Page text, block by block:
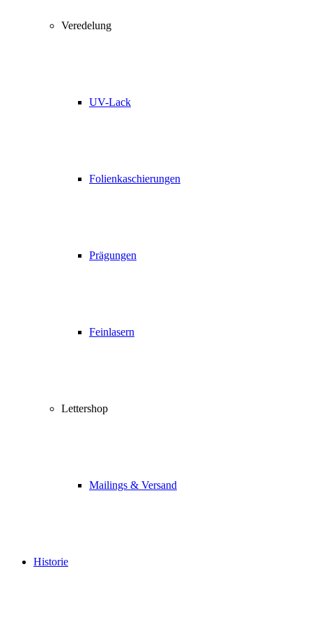
Veredelung
UV-Lack
Folienkaschierungen
Prägungen
Feinlasern
Lettershop
Mailings & Versand
Historie